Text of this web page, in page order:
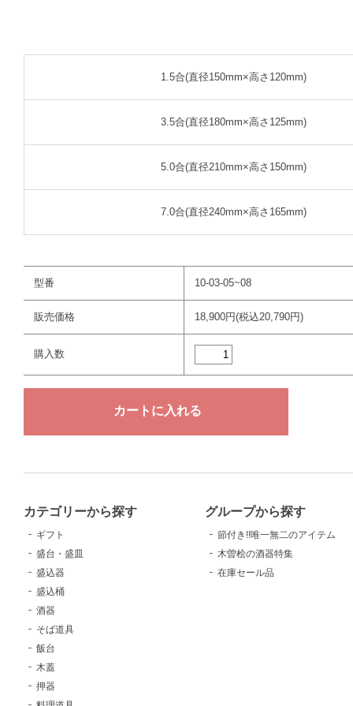
1.5合(直径150mm×高さ120mm)
3.5合(直径180mm×高さ125mm)
5.0合(直径210mm×高さ150mm)
7.0合(直径240mm×高さ165mm)
型番 10-03-05~08
販売価格 18,900円(税込20,790円)
購入数
カテゴリーから探す
ギフト
盛台・盛皿
盛込器
盛込桶
酒器
そば道具
飯台
木蓋
押器
グループから探す
節付き!!唯一無二のアイテム
木曽桧の酒器特集
在庫セール品